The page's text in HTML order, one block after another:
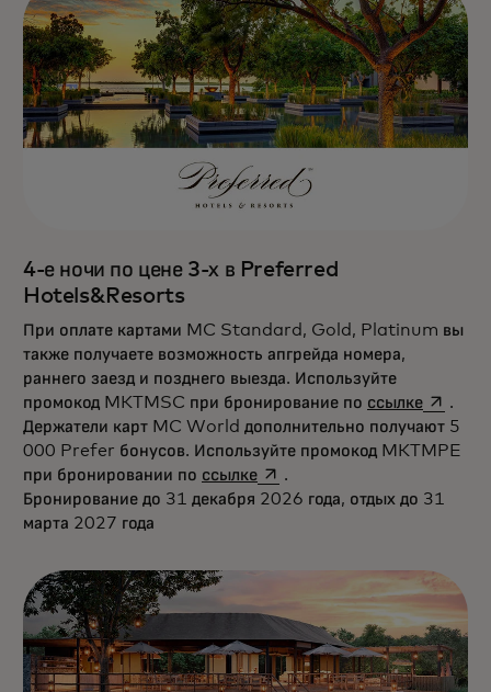
4-е ночи по цене 3-х в Preferred
Hotels&Resorts
При оплате картами MC Standard, Gold, Platinum вы
также получаете возможность апгрейда номера,
раннего заезд и позднего выезда. Используйте
промокод MKTMSC при бронирование по ссылкеopens
.
Держатели карт MC World дополнительно получают 5
000 Prefer бонусов. Используйте промокод MKTMPE
при бронировании по ссылкеopens in a new tab
.
Бронирование до 31 декабря 2026 года, отдых до 31
марта 2027 года